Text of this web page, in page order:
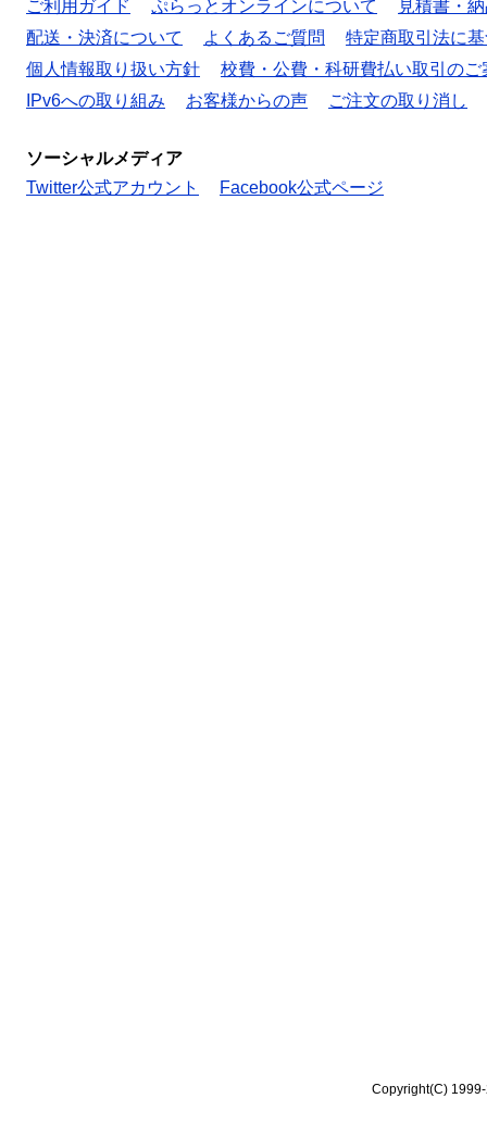
ご利用ガイド ぷらっとオンラインについて
見積書・
配送・決済について
よくあるご質問
特定商取引法に
個人情報取り扱い方針
校費・公費・科研費払い取引のご
IPv6への取り組み
お客様からの声 ご注文の取り消し
ソーシャルメディア
Twitter公式アカウント
Facebook公式ページ
Copyright(C)